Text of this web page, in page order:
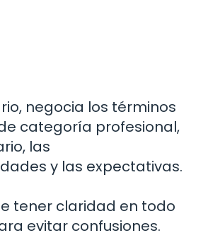
negocia los términos
categoría profesional,
las
y las expectativas.
tener claridad en todo
evitar confusiones.